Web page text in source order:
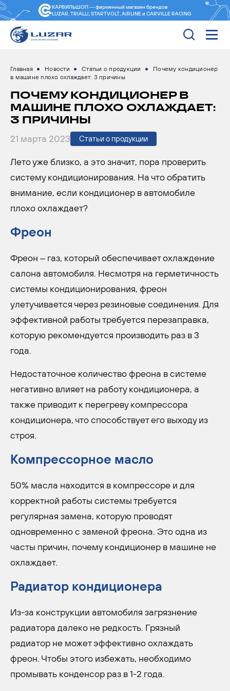
КАРВИЛЬШОП — фирменный магазин брендов
LUZAR, TRIALLI, STARTVOLT, AIRLINE и CARVILLE RACING
Главная Новости Статьи о продукции
Почему кондиционер
в машине плохо охлаждает: 3 причины
ПОЧЕМУ КОНДИЦИОНЕР В
МАШИНЕ ПЛОХО ОХЛАЖДАЕТ:
3 ПРИЧИНЫ
21 марта 2023 Статьи о продукции
Лето уже близко, а это значит, пора проверить
систему кондиционирования. На что обратить
внимание, если кондиционер в автомобиле
плохо охлаждает?
Фреон
Фреон – газ, который обеспечивает охлаждение
салона автомобиля. Несмотря на герметичность
системы кондиционирования, фреон
улетучивается через резиновые соединения. Для
эффективной работы требуется перезаправка,
которую рекомендуется производить раз в 3
года.
Недостаточное количество фреона в системе
негативно влияет на работу кондиционера, а
также приводит к перегреву компрессора
кондиционера, что способствует его выходу из
строя.
Компрессорное масло
50% масла находится в компрессоре и для
корректной работы системы требуется
регулярная замена, которую проводят
одновременно с заменой фреона. Это одна из
часты причин, почему кондиционер в машине не
охлаждает.
Радиатор кондиционера
Из-за конструкции автомобиля загрязнение
радиатора далеко не редкость. Грязный
радиатор не может эффективно охлаждать
фреон. Чтобы этого избежать, необходимо
промывать конденсор раз в 1-2 года.